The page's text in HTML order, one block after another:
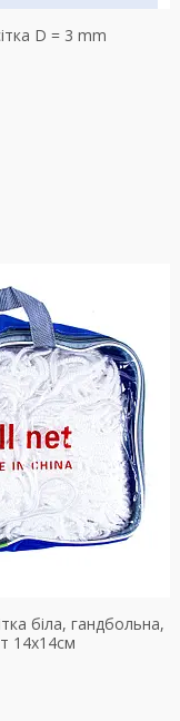
D = 3 mm
біла, гандбольна,
14х14см